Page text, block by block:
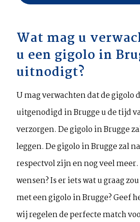
Wat mag u
u een gigolo in
uitnodigt?
U mag verwachten dat de gigolo
uitgenodigd in Brugge u de tijd
verzorgen. De gigolo in Brugge
leggen. De gigolo in Brugge zal
respectvol zijn en nog veel
wensen? Is er iets wat u graag
met een gigolo in Brugge? Geef
wij regelen de perfecte match